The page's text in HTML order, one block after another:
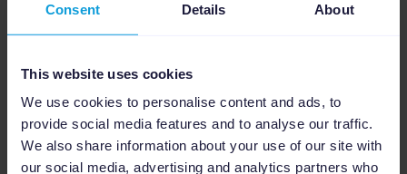
Consent Details About
This website uses cookies
We use cookies to personalise content and ads, to
provide social media features and to analyse our traffic.
We also share information about your use of our site with
our social media, advertising and analytics partners who
OTTObietet eine große Auswahl bei
Verbrauchern vor allem für Mode beliebt.